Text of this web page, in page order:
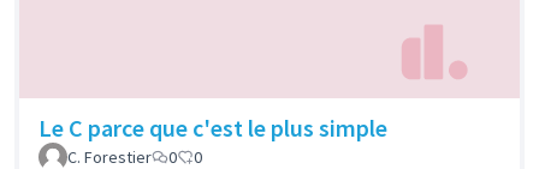
Le C parce que c'est le plus simple
C. Forestier 0 0